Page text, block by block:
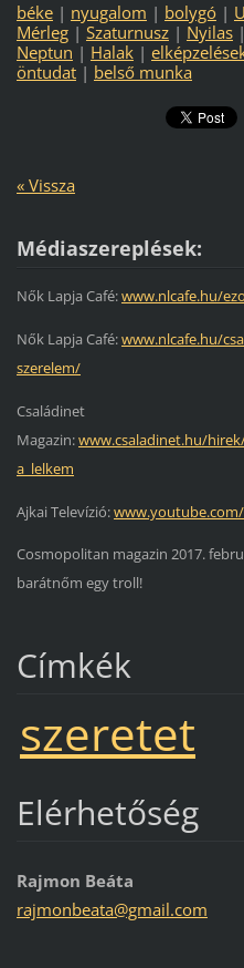
béke | nyugalom | bolygó |
Mérleg | Szaturnusz | Nyilas |
Neptun | Halak |
öntudat | belső munka
« Vissza
Médiaszereplések:
Nők Lapja Café:www.nlcafe.hu/
Nők Lapja Café:www.nlcafe.hu/
szerelem/
Családinet
Magazin:www.csaladinet.hu/
a_lelkem
Ajkai Televízió:www.youtube.com/
Cosmopolitan magazin 2017.
barátnőm egy troll!
Címkék
szeretet
Elérhetőség
Rajmon Beáta
rajmonbeata@gmail.com